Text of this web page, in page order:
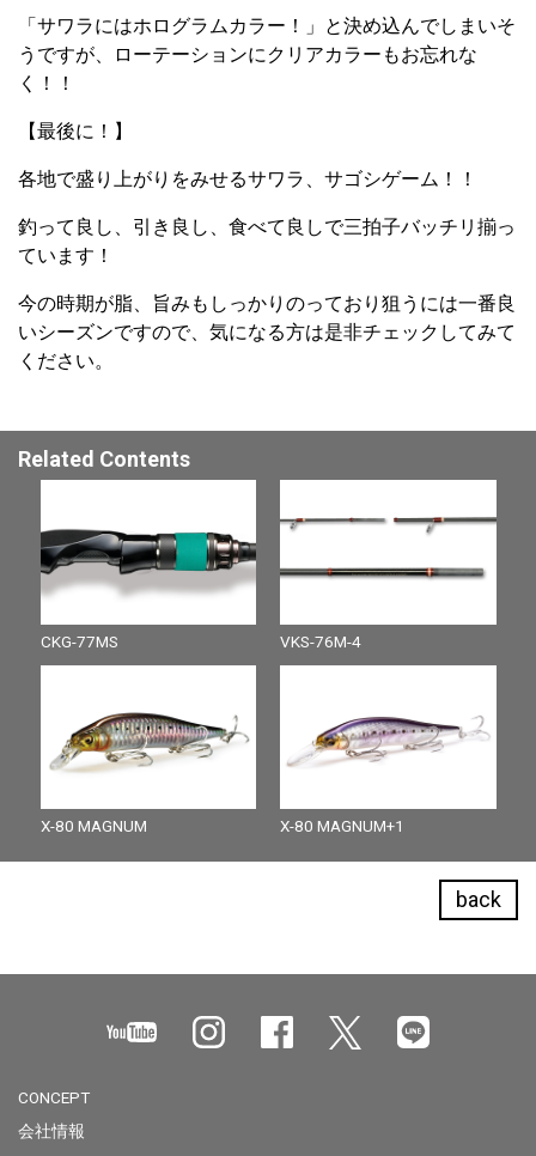
「サワラにはホログラムカラー！」と決め込んでしまいそ
うですが、ローテーションにクリアカラーもお忘れな
く！！
【最後に！】
各地で盛り上がりをみせるサワラ、サゴシゲーム！！
釣って良し、引き良し、食べて良しで三拍子バッチリ揃っ
ています！
今の時期が脂、旨みもしっかりのっており狙うには一番良
いシーズンですので、気になる方は是非チェックしてみて
ください。
Related Contents
CKG-77MS VKS-76M-4
X-80 MAGNUM X-80 MAGNUM+1
back
CONCEPT
会社情報